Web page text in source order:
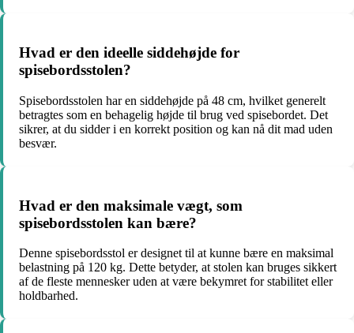
Hvad er den ideelle siddehøjde for
spisebordsstolen?
Spisebordsstolen har en siddehøjde på 48 cm, hvilket generelt
betragtes som en behagelig højde til brug ved spisebordet. Det
sikrer, at du sidder i en korrekt position og kan nå dit mad uden
besvær.
Hvad er den maksimale vægt, som
spisebordsstolen kan bære?
Denne spisebordsstol er designet til at kunne bære en maksimal
belastning på 120 kg. Dette betyder, at stolen kan bruges sikkert
af de fleste mennesker uden at være bekymret for stabilitet eller
holdbarhed.